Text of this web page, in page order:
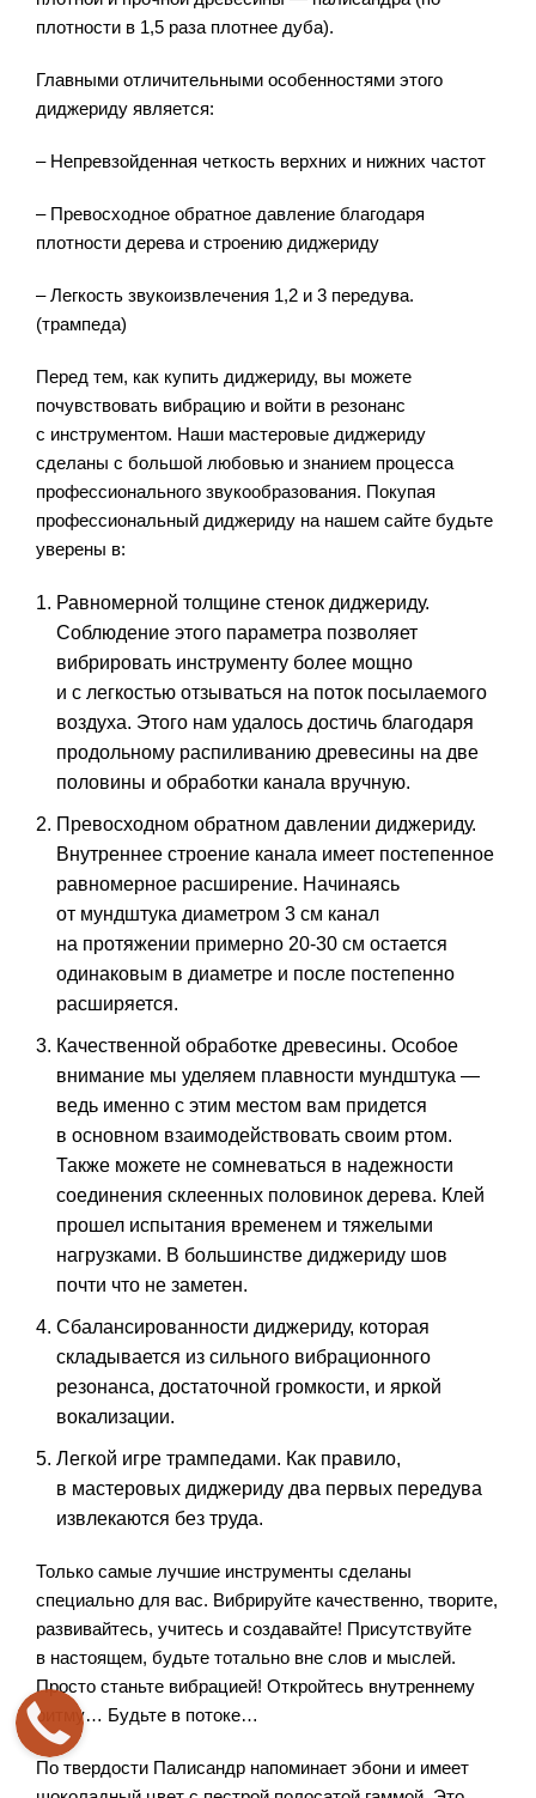
плотности в 1,5 раза плотнее дуба).
Главными отличительными особенностями этого
диджериду является:
– Непревзойденная четкость верхних и нижних частот
– Превосходное обратное давление благодаря
плотности дерева и строению диджериду
– Легкость звукоизвлечения 1,2 и 3 передува.
(трампеда)
Перед тем, как купить диджериду, вы можете
почувствовать вибрацию и войти в резонанс
с инструментом. Наши мастеровые диджериду
сделаны с большой любовью и знанием процесса
профессионального звукообразования. Покупая
профессиональный диджериду на нашем сайте будьте
уверены в:
Равномерной толщине стенок диджериду.
Соблюдение этого параметра позволяет
вибрировать инструменту более мощно
и с легкостью отзываться на поток посылаемого
воздуха. Этого нам удалось достичь благодаря
продольному распиливанию древесины на две
половины и обработки канала вручную.
Превосходном обратном давлении диджериду.
Внутреннее строение канала имеет постепенное
равномерное расширение. Начинаясь
от мундштука диаметром 3 см канал
на протяжении примерно 20-30 см остается
одинаковым в диаметре и после постепенно
расширяется.
Качественной обработке древесины. Особое
внимание мы уделяем плавности мундштука —
ведь именно с этим местом вам придется
в основном взаимодействовать своим ртом.
Также можете не сомневаться в надежности
соединения склеенных половинок дерева. Клей
прошел испытания временем и тяжелыми
нагрузками. В большинстве диджериду шов
почти что не заметен.
Сбалансированности диджериду, которая
складывается из сильного вибрационного
резонанса, достаточной громкости, и яркой
вокализации.
Легкой игре трампедами. Как правило,
в мастеровых диджериду два первых передува
извлекаются без труда.
Только самые лучшие инструменты сделаны
специально для вас. Вибрируйте качественно, творите,
развивайтесь, учитесь и создавайте! Присутствуйте
в настоящем, будьте тотально вне слов и мыслей.
Просто станьте вибрацией! Откройтесь внутреннему
ритму… Будьте в потоке…
По твердости Палисандр напоминает эбони и имеет